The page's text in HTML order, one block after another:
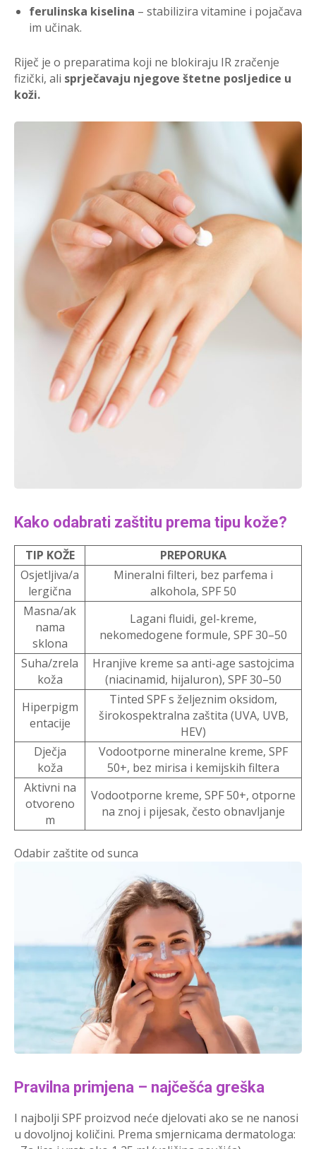
ferulinska kiselina – stabilizira vitamine i pojačava
im učinak.
Riječ je o preparatima koji ne blokiraju IR zračenje
fizički, ali sprječavaju njegove štetne posljedice u
koži.
Kako odabrati zaštitu prema tipu kože?
TIP KOŽE
PREPORUKA
Osjetljiva/a
lergična
Mineralni filteri, bez parfema i
alkohola, SPF 50
Masna/ak
nama
sklona
Lagani fluidi, gel-kreme,
nekomedogene formule, SPF 30–50
Suha/zrela
koža
Hranjive kreme sa anti-age sastojcima
(niacinamid, hijaluron), SPF 30–50
Hiperpigm
entacije
Tinted SPF s željeznim oksidom,
širokospektralna zaštita (UVA, UVB,
HEV)
Dječja
koža
Vodootporne mineralne kreme, SPF
50+, bez mirisa i kemijskih filtera
Aktivni na
otvoreno
m
Vodootporne kreme, SPF 50+, otporne
na znoj i pijesak, često obnavljanje
Odabir zaštite od sunca
Pravilna primjena – najčešća greška
I najbolji SPF proizvod neće djelovati ako se ne nanosi
u dovoljnoj količini. Prema smjernicama dermatologa: